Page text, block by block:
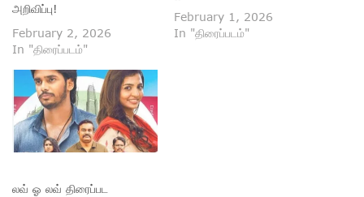
அறிவிப்பு!
February 2, 2026
In "திரைப்படம்"
February 1, 2026
In "திரைப்படம்"
லவ் ஓ லவ் திரைப்பட